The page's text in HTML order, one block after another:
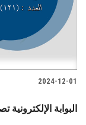
2024-12-01
البوابة الإلكترونية تصدر العدد 121 لنشرة